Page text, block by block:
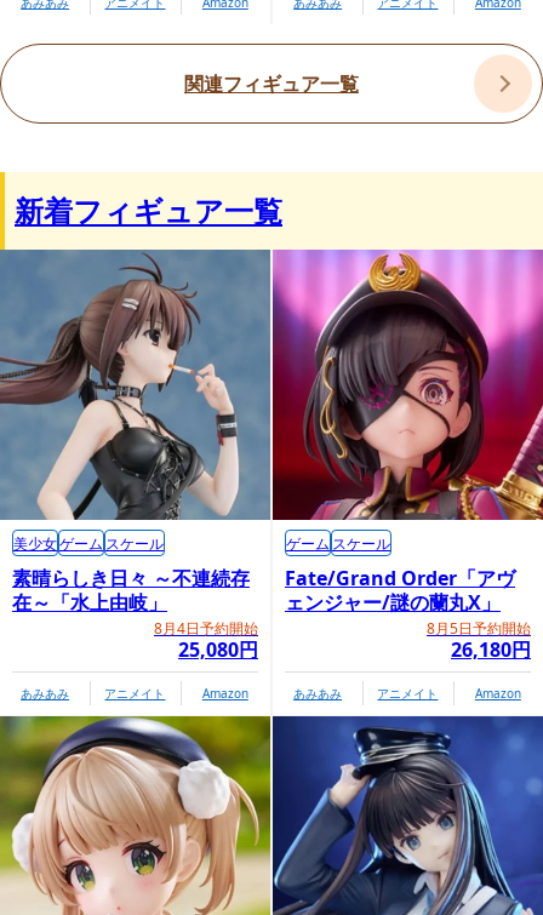
関連フィギュア一覧
新着フィギュア一覧
素晴らしき日々 ～不連続存
在～「水上由岐」
8月4日予約開始
25,080円
美少女ゲーム スケール
あみあみ アニメイト Amazon
Fate/Grand Order「アヴ
ェンジャー/謎の蘭丸X」
8月5日予約開始
26,180円
ゲーム スケール
あみあみ アニメイト Amazon